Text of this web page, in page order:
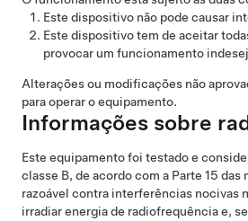
Este dispositivo não pode causar
Este dispositivo tem de aceitar
provocar um funcionamento
Alterações ou modificações não
para operar o equipamento.
Informações sobre
Este equipamento foi testado e
classe B, de acordo com a Parte 15
razoável contra interferências nocivas
irradiar energia de radiofrequência e,